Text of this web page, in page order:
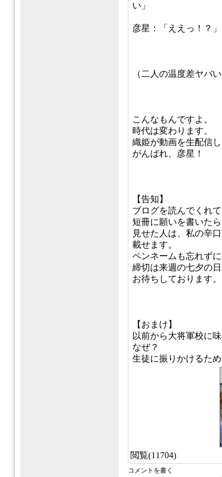
い」
彦星：「ええっ！？」
（二人の温度差ヤバ
こんなもんですよ。
時代は変わります。
織姫が動画を生配信
がんばれ、彦星！
【告知】
ブログを読んでくれ
短冊に願いを書いた
見せた人は、私の辛
載せます。
ペンネームも忘れず
締切は来週の七夕の
お待ちしております。
【おまけ】
以前から大将軍校に
なぜ？
生徒に振りかけるた
閲覧(11704)
コメントを書く